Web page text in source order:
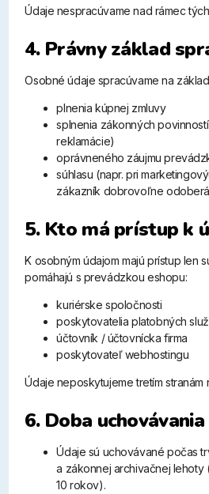
Údaje nespracúvame nad rámec
4. Právny základ
Osobné údaje spracúvame na
plnenia kúpnej zmluvy
splnenia zákonných
reklamácie)
oprávneného záujmu
súhlasu (napr. pri
zákazník dobrovoľne
5. Kto má prístup k
K osobným údajom majú prístup len
pomáhajú s prevádzkou eshopu:
kuriérske spoločnosti
poskytovatelia platobných
účtovník / účtovnícka firma
poskytovateľ webhostingu
Údaje neposkytujeme tretím stranám
6. Doba
Údaje sú uchovávané počas
a zákonnej archivačnej lehoty
10 rokov).